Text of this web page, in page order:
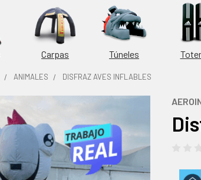
Carpas Túneles
ANIMALES DISFRAZ AVES INFLABLES